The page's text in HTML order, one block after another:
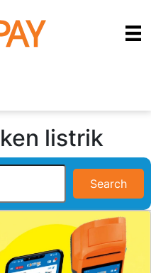
listrik
Search